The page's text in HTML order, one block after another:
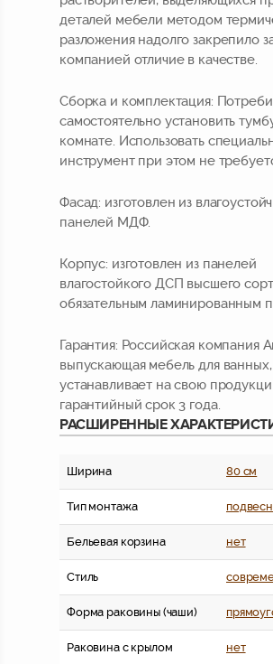
деталей мебели методом
разложения надолго закрепило
компанией отличие в качестве.
Сборка и комплектация:
самостоятельно установить
комнате. Использовать
инструмент при этом не
Фасад: изготовлен из
панелей МДФ.
Корпус: изготовлен из панелей
влагостойкого ДСП высшего
обязательным ламинированным
Гарантия: Российская компания
выпускающая мебель для ванных,
устанавливает на свою
гарантийный срок 3 года.
РАСШИРЕННЫЕ
Ширина 80 см
Тип монтажа
Бельевая корзина нет
Стиль
Форма раковины (чаши)
Раковина с крылом нет